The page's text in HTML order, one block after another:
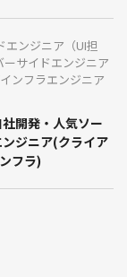
エンジニア（UI担
サイドエンジニア
ンフラエンジニア
社開発・人気ソー
ジニア(クライア
フラ)